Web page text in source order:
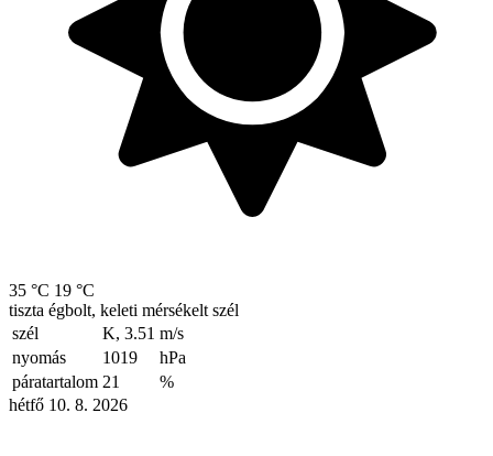
35 °C 19 °C
tiszta égbolt, keleti mérsékelt szél
szél
K, 3.51 m/s
nyomás
1019
hPa
páratartalom 21
%
hétfő 10. 8. 2026